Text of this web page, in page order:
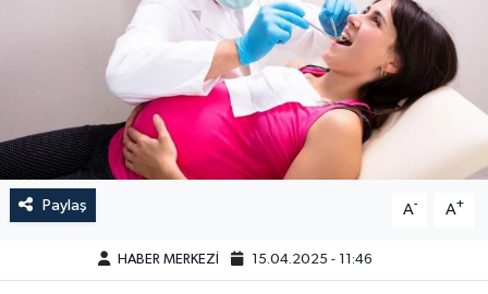
Paylaş A- A+
HABER MERKEZİ 15.04.2025 - 11:46